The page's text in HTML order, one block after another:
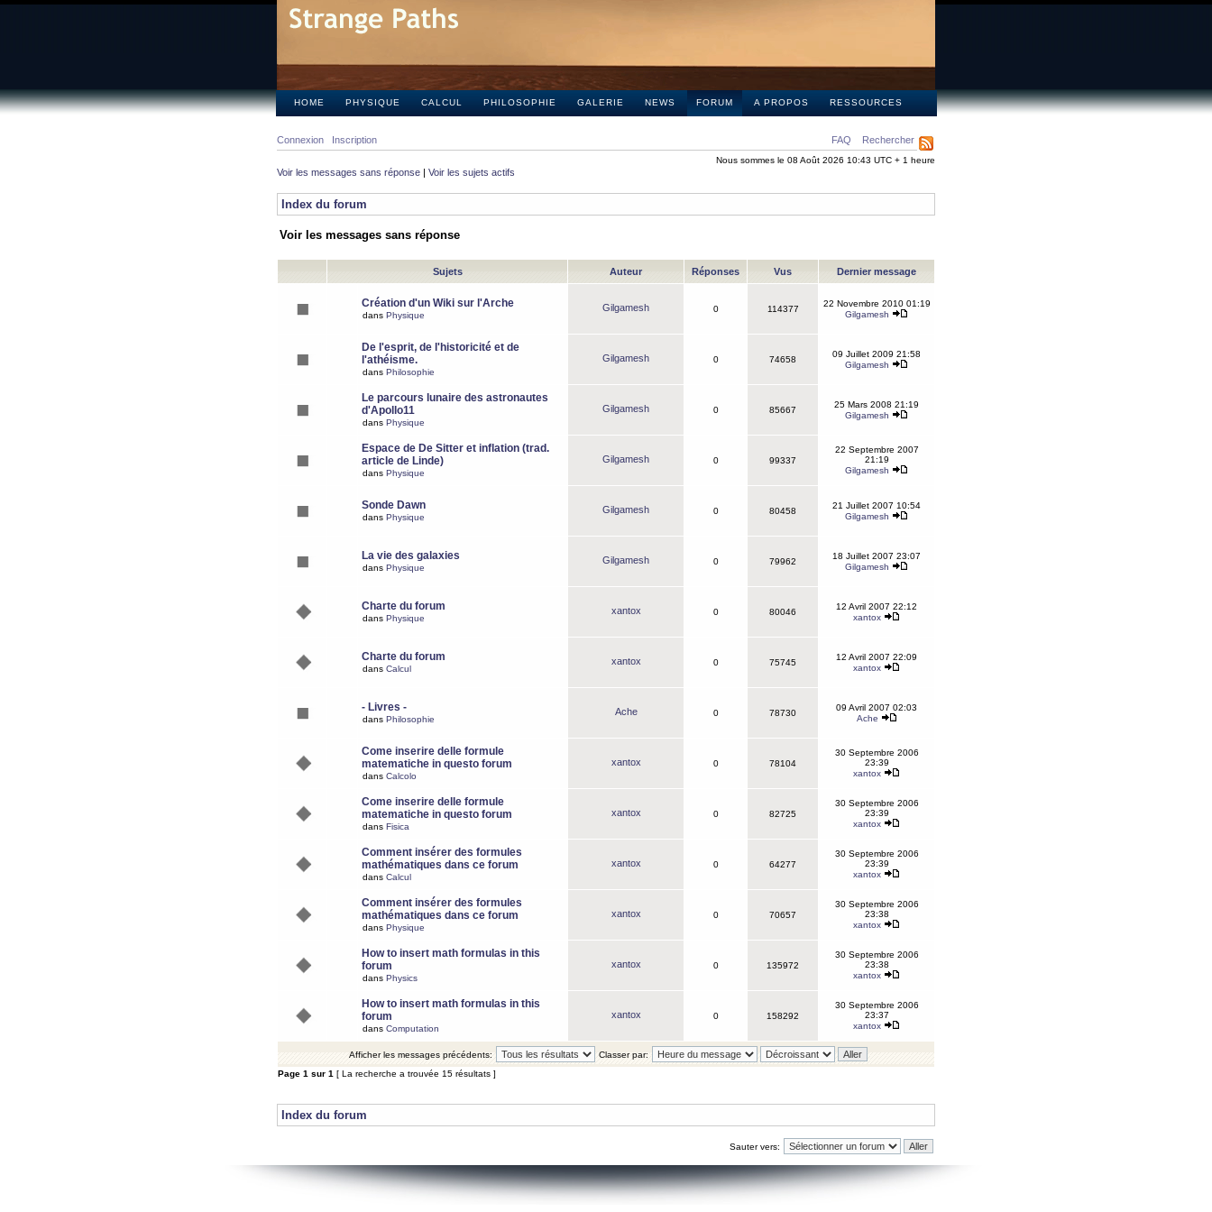
HOME PHYSIQUE CALCUL PHILOSOPHIE GALERIE NEWS FORUM A PROPOS RESSOURCES
FAQ Rechercher
Connexion Inscription
Nous sommes le 08 Août 2026 10:43 UTC + 1 heure
Voir les messages sans réponse | Voir les sujets actifs
Index du forum
Voir les messages sans réponse
Sujets Auteur Réponses Vus Dernier message
Création d'un Wiki sur l'Arche
dans Physique
Gilgamesh 0 114377
22 Novembre 2010 01:19
Gilgamesh
De l'esprit, de l'historicité et de
l'athéisme.
dans Philosophie
Gilgamesh 0 74658
09 Juillet 2009 21:58
Gilgamesh
Le parcours lunaire des astronautes
d'Apollo11
dans Physique
Gilgamesh 0 85667
25 Mars 2008 21:19
Gilgamesh
Espace de De Sitter et inflation (trad.
article de Linde)
dans Physique
Gilgamesh 0 99337
22 Septembre 2007
21:19
Gilgamesh
Sonde Dawn
dans Physique
Gilgamesh 0 80458
21 Juillet 2007 10:54
Gilgamesh
La vie des galaxies
dans Physique
Gilgamesh 0 79962
18 Juillet 2007 23:07
Gilgamesh
Charte du forum
dans Physique
xantox 0 80046
12 Avril 2007 22:12
xantox
Charte du forum
dans Calcul
xantox 0 75745
12 Avril 2007 22:09
xantox
- Livres -
dans Philosophie
Ache 0 78730
09 Avril 2007 02:03
Ache
Come inserire delle formule
matematiche in questo forum
dans Calcolo
xantox 0 78104
30 Septembre 2006
23:39
xantox
Come inserire delle formule
matematiche in questo forum
dans Fisica
xantox 0 82725
30 Septembre 2006
23:39
xantox
Comment insérer des formules
mathématiques dans ce forum
dans Calcul
xantox 0 64277
30 Septembre 2006
23:39
xantox
Comment insérer des formules
mathématiques dans ce forum
dans Physique
xantox 0 70657
30 Septembre 2006
23:38
xantox
How to insert math formulas in this
forum
dans Physics
xantox 0 135972
30 Septembre 2006
23:38
xantox
How to insert math formulas in this
forum
dans Computation
xantox 0 158292
30 Septembre 2006
23:37
xantox
Afficher les messages précédents:
Classer par:
Page 1 sur 1 [ La recherche a trouvée 15 résultats ]
Index du forum
Sauter vers: